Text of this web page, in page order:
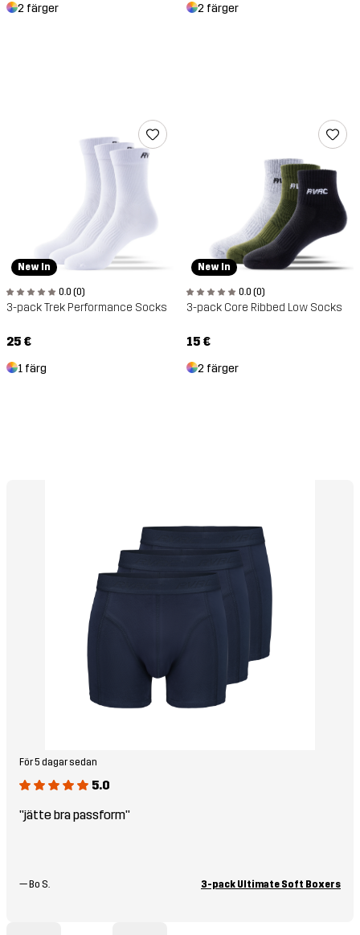
2 färger 2 färger
New In
0.0 (0)
3-pack Trek Performance Socks
25 €
1 färg
New In
0.0 (0)
3-pack Core Ribbed Low Socks
15 €
2 färger
För 5 dagar sedan
5.0
"jätte bra passform"
— Bo S. 3-pack Ultimate Soft Boxers